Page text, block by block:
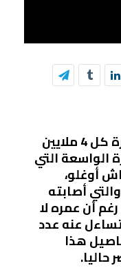
حالة وراثية نادرة جدا، تتكرر مرة كل 4 ملايين
الواسعة التي
أوغلو،
أصابته
أن عمره لا
يتساءل عنه عدد
هذا
حاليا.